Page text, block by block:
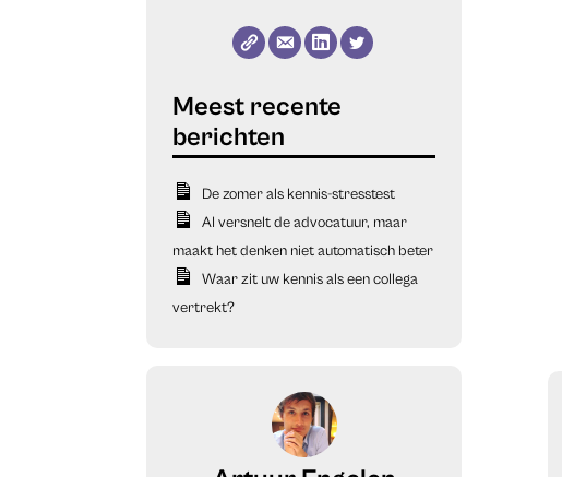
De zomer als kennis-stresstest
AI versnelt de advocatuur, maar
maakt het denken niet automatisch beter
Waar zit uw kennis als een collega
vertrekt?